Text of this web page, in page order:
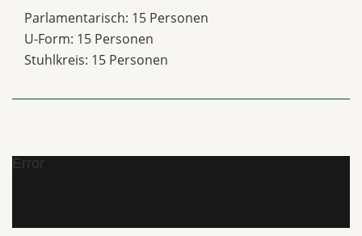
Parlamentarisch: 15 Personen
U-Form: 15 Personen
Stuhlkreis: 15 Personen
Error